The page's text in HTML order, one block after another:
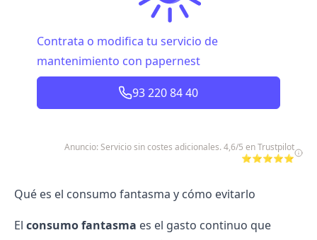
Contrata o modifica tu servicio de
mantenimiento con papernest
93 220 84 40
Anuncio: Servicio sin costes adicionales. 4,6/5 en Trustpilot
⭐⭐⭐⭐⭐
Qué es el consumo fantasma y cómo evitarlo
El consumo fantasma es el gasto continuo que